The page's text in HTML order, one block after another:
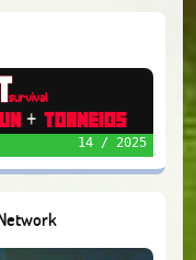
14 / 2025